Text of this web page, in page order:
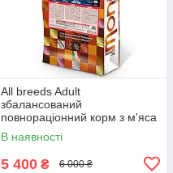
All breeds Adult
збалансований
повнораціонний корм з м'яса
оленя для дорослих собак
всіх порід-15кг
В наявності
5 400 ₴ 6 000 ₴